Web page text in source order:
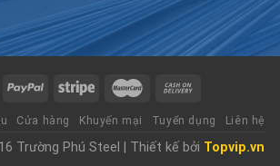
Cửa hàng Khuyến mại Tuyển dụng Liên hệ
Trường Phú Steel | Thiết kế bởi Topvip.vn